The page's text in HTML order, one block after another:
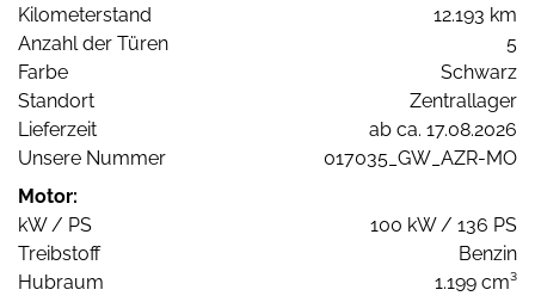
Kilometerstand
12.193 km
Anzahl der Türen
5
Farbe
Schwarz
Standort
Zentrallager
Lieferzeit
ab ca. 17.08.2026
Unsere Nummer
017035_GW_AZR-MO
Motor:
kW / PS
100 kW / 136 PS
Treibstoff
Benzin
Hubraum
1.199 cm³